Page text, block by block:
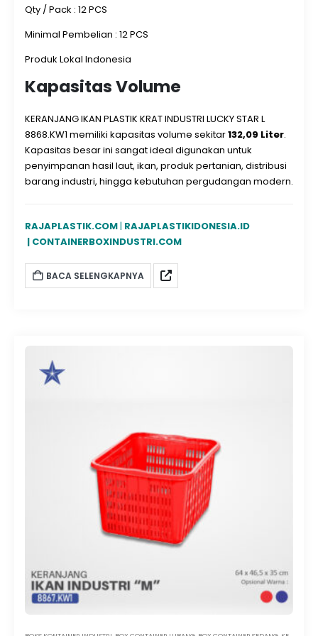
Qty / Pack : 12 PCS
Minimal Pembelian : 12 PCS
Produk Lokal Indonesia
Kapasitas Volume
KERANJANG IKAN PLASTIK KRAT INDUSTRI LUCKY STAR L
8868.KW1 memiliki kapasitas volume sekitar132,09 Liter.
Kapasitas besar ini sangat ideal digunakan untuk
penyimpanan hasil laut, ikan, produk pertanian, distribusi
barang industri, hingga kebutuhan pergudangan modern.
RAJAPLASTIK.COM| RAJAPLASTIKIDONESIA.ID
| CONTAINERBOXINDUSTRI.COM
BACA SELENGKAPNYA